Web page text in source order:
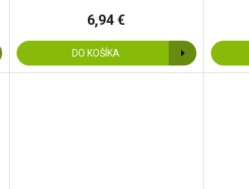
6,94 €
DO KOŠÍKA